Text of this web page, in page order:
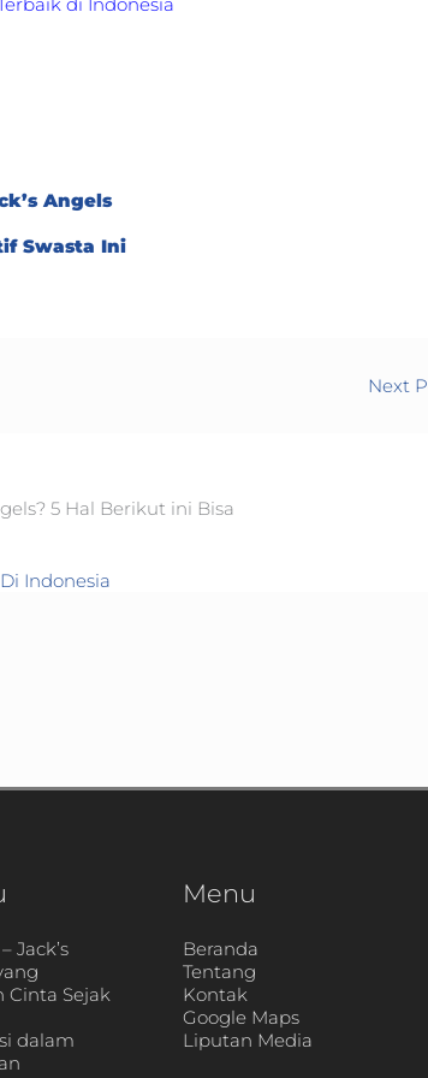
di Indonesia
Angels
Swasta Ini
Next
5 Hal Berikut ini Bisa
Indonesia
Jack’s
Cinta Sejak
dalam
Menu
Beranda
Tentang
Kontak
Google Maps
Liputan Media